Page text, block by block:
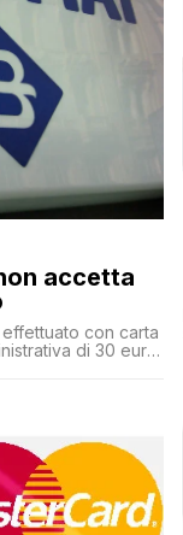
accetta
con carta
di 30 euro,